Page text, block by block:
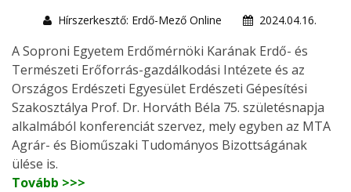
Hírszerkesztő: Erdő-Mező Online
2024.04.16.
A Soproni Egyetem Erdőmérnöki Karának Erdő- és
Természeti Erőforrás-gazdálkodási Intézete és az
Országos Erdészeti Egyesület Erdészeti Gépesítési
Szakosztálya Prof. Dr. Horváth Béla 75. születésnapja
alkalmából konferenciát szervez, mely egyben az MTA
Agrár- és Bioműszaki Tudományos Bizottságának
ülése is.
Tovább >>>